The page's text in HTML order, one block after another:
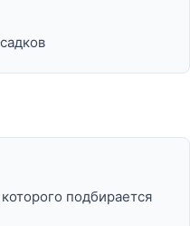
подбирается